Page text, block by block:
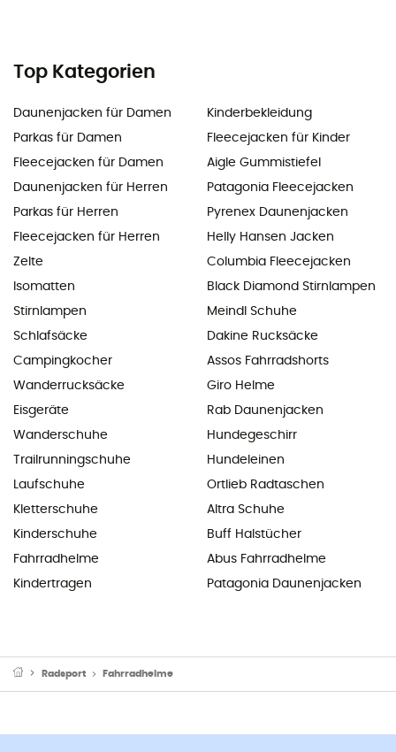
Top Kategorien
Daunenjacken für Damen
Parkas für Damen
Fleecejacken für Damen
Daunenjacken für Herren
Parkas für Herren
Fleecejacken für Herren
Zelte
Isomatten
Stirnlampen
Schlafsäcke
Campingkocher
Wanderrucksäcke
Eisgeräte
Wanderschuhe
Trailrunningschuhe
Laufschuhe
Kletterschuhe
Kinderschuhe
Fahrradhelme
Kindertragen
Kinderbekleidung
Fleecejacken für Kinder
Aigle Gummistiefel
Patagonia Fleecejacken
Pyrenex Daunenjacken
Helly Hansen Jacken
Columbia Fleecejacken
Black Diamond Stirnlampen
Meindl Schuhe
Dakine Rucksäcke
Assos Fahrradshorts
Giro Helme
Rab Daunenjacken
Hundegeschirr
Hundeleinen
Ortlieb Radtaschen
Altra Schuhe
Buff Halstücher
Abus Fahrradhelme
Patagonia Daunenjacken
Radsport Fahrradhelme